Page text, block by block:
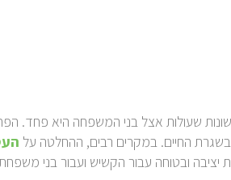
שעולות אצל בני המשפחה היא פחד.
החיים. במקרים רבים, ההחלטה על
ובטוחה עבור הקשיש ועבור בני